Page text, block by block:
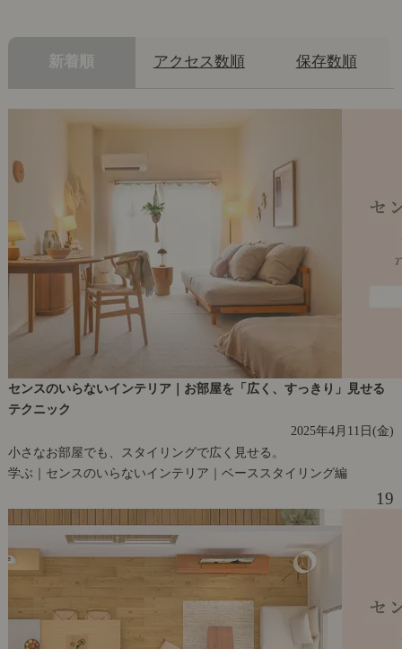
新着順 アクセス数順 保存数順
センスのいらないインテリア｜お部屋を「広く、すっきり」見せる
テクニック
2025年4月11日(金)
小さなお部屋でも、スタイリングで広く見せる。
学ぶ｜センスのいらないインテリア｜ベーススタイリング編
19